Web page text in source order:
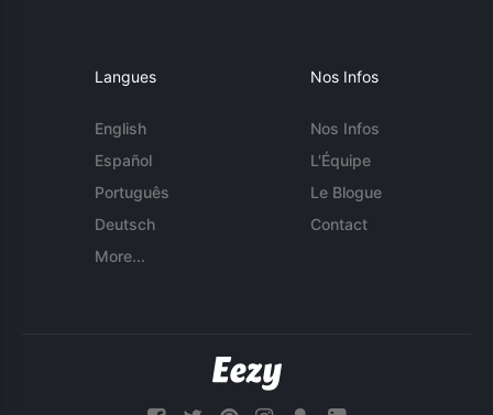
Langues
English
Español
Português
Deutsch
More...
Nos Infos
Nos Infos
L'Équipe
Le Blogue
Contact